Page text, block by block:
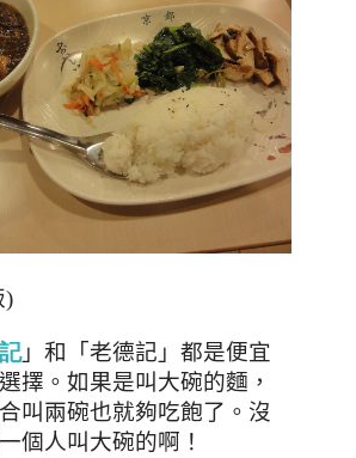
)
」 和「老德記」都是便宜
擇。如果是叫大碗的麵，
叫兩碗也就夠吃飽了。沒
個人叫大碗的啊！